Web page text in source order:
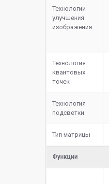
Технологии
улучшения
изображения
Технология
квантовых
точек
Технология
подсветки
Тип матрицы
Функции